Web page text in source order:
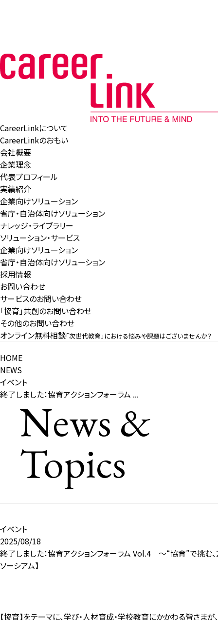
CareerLinkについて
CareerLinkのおもい
会社概要
企業理念
代表プロフィール
実績紹介
企業向けソリューション
省庁・自治体向けソリューション
ナレッジ・ライブラリー
ソリューション・サービス
企業向けソリューション
省庁・自治体向けソリューション
採用情報
お問い合わせ
サービスのお問い合わせ
「協育」共創のお問い合わせ
その他のお問い合わせ
オンライン無料相談「次世代教育」における悩みや課題はございませんか？
HOME
NEWS
イベント
終了しました：協育アクションフォーラム ...
News &
Topics
イベント
2025/08/18
終了しました：協育アクションフォーラム Vol.4 ～“協育”で挑む
ソーシアム】
【協育】をテーマに、学び・人材育成・学校教育にかかわる皆さ